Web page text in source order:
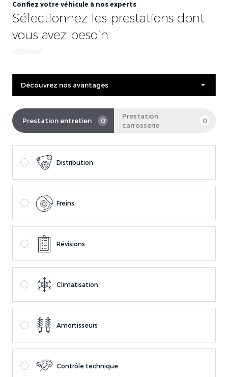
Confiez votre véhicule à nos experts
Sélectionnez les prestations dont
vous avez besoin
Découvrez nos avantages
Prestation entretien 0
Prestation
carrosserie
0
Distribution
Freins
Révisions
Climatisation
Amortisseurs
Contrôle technique